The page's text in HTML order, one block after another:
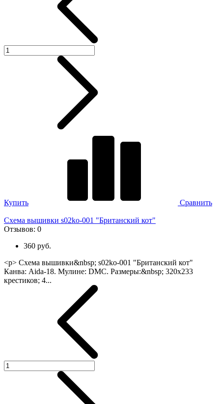
Купить Сравнить
Схема вышивки s02ko-001 "Британский кот"
Отзывов: 0
360 руб.
<p> Схема вышивки&nbsp; s02ko-001 "Британский кот"
Канва: Aida-18. Мулине: DMC. Размеры:&nbsp; 320х233
крестиков; 4...